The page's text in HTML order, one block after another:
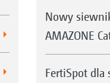
Nowy
AMAZONE
FertiSpot